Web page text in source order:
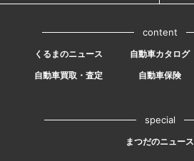
content
くるまのニュース 自動車カタログ
自動車買取・査定
自動車保険
special
まつだのニュース